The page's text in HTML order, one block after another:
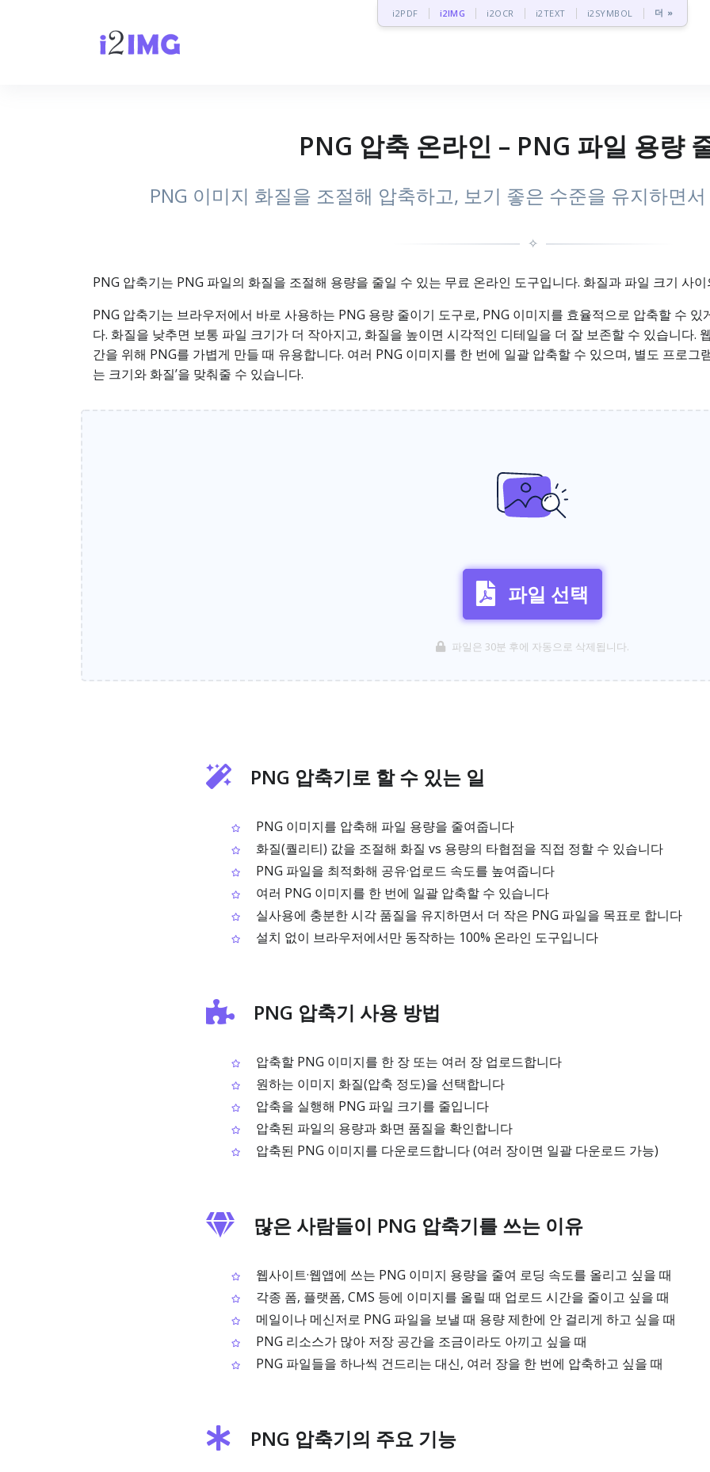
i2PDF i2IMG i2OCR i2TEXT i2SYMBOL 더 »
PNG 압축 온라인 – PNG 파일 용량
PNG 이미지 화질을 조절해 압축하고, 보기 좋은 수준을 유지하면
✧
PNG 압축기는 PNG 파일의 화질을 조절해 용량을 줄일 수 있는 무료 온라인 도구입니다. 화질과 파일 크기 사
PNG 압축기는 브라우저에서 바로 사용하는 PNG 용량 줄이기 도구로, PNG 이미지를 효율적으로 압축할 수
다. 화질을 낮추면 보통 파일 크기가 더 작아지고, 화질을 높이면 시각적인 디테일을 더 잘 보존할 수 있습니다.
간을 위해 PNG를 가볍게 만들 때 유용합니다. 여러 PNG 이미지를 한 번에 일괄 압축할 수 있으며, 별도 프로그
는 크기와 화질’을 맞춰줄 수 있습니다.
파일 선택
파일은 30분 후에 자동으로 삭제됩니다.
PNG 압축기로 할 수 있는 일
PNG 이미지를 압축해 파일 용량을 줄여줍니다
화질(퀄리티) 값을 조절해 화질 vs 용량의 타협점을 직접 정할 수 있습니다
PNG 파일을 최적화해 공유·업로드 속도를 높여줍니다
여러 PNG 이미지를 한 번에 일괄 압축할 수 있습니다
실사용에 충분한 시각 품질을 유지하면서 더 작은 PNG 파일을 목표로 합니다
설치 없이 브라우저에서만 동작하는 100% 온라인 도구입니다
PNG 압축기 사용 방법
압축할 PNG 이미지를 한 장 또는 여러 장 업로드합니다
원하는 이미지 화질(압축 정도)을 선택합니다
압축을 실행해 PNG 파일 크기를 줄입니다
압축된 파일의 용량과 화면 품질을 확인합니다
압축된 PNG 이미지를 다운로드합니다 (여러 장이면 일괄 다운로드 가능)
많은 사람들이 PNG 압축기를 쓰는 이유
웹사이트·웹앱에 쓰는 PNG 이미지 용량을 줄여 로딩 속도를 올리고 싶을 때
각종 폼, 플랫폼, CMS 등에 이미지를 올릴 때 업로드 시간을 줄이고 싶을 때
메일이나 메신저로 PNG 파일을 보낼 때 용량 제한에 안 걸리게 하고 싶을 때
PNG 리소스가 많아 저장 공간을 조금이라도 아끼고 싶을 때
PNG 파일들을 하나씩 건드리는 대신, 여러 장을 한 번에 압축하고 싶을 때
PNG 압축기의 주요 기능